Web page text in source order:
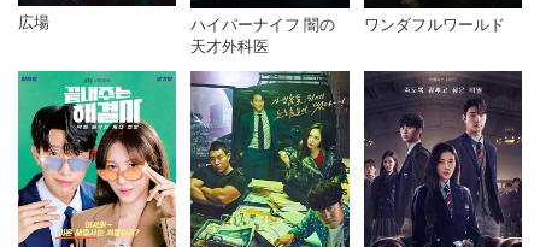
広場
ハイパーナイフ 闇の
天才外科医
ワンダフルワールド